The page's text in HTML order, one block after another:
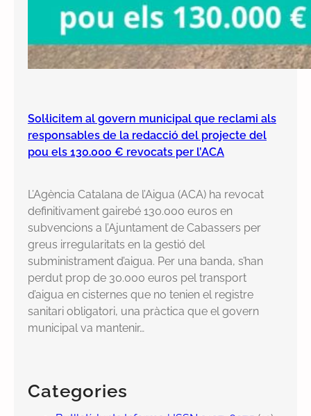
Sol·licitem al govern municipal que reclami als
responsables de la redacció del projecte del
pou els 130.000 € revocats per l’ACA
L’Agència Catalana de l’Aigua (ACA) ha revocat
definitivament gairebé 130.000 euros en
subvencions a l’Ajuntament de Cabassers per
greus irregularitats en la gestió del
subministrament d’aigua. Per una banda, s’han
perdut prop de 30.000 euros pel transport
d’aigua en cisternes que no tenien el registre
sanitari obligatori, una pràctica que el govern
municipal va mantenir…
Categories